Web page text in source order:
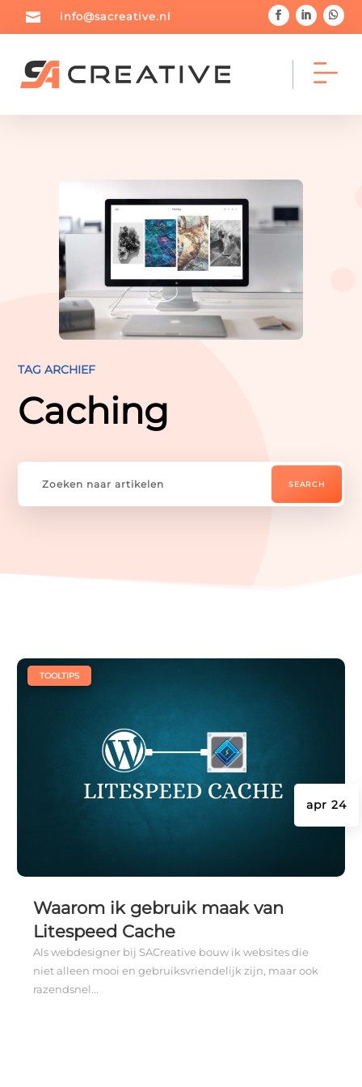
 info@sacreative.nl
Home

Portfolio

Blog

Diensten

Over mij

Contact

Website Webshop
  U
TAG ARCHIEF
Caching
Waarom ik gebruik maak van
Litespeed Cache
apr 24
TOOLTIPS
Als webdesigner bij SACreative bouw ik websites die
niet alleen mooi en gebruiksvriendelijk zijn, maar ook
razendsnel...